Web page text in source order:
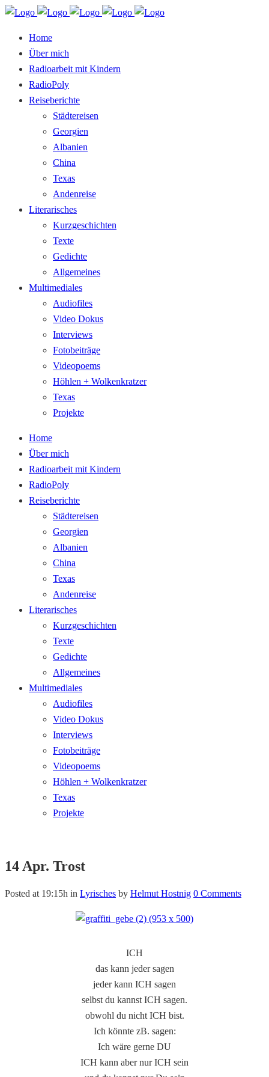
Home
Über mich
Radioarbeit mit Kindern
RadioPoly
Reiseberichte
Städtereisen
Georgien
Albanien
China
Texas
Andenreise
Literarisches
Kurzgeschichten
Texte
Gedichte
Allgemeines
Multimediales
Audiofiles
Video Dokus
Interviews
Fotobeiträge
Videopoems
Höhlen + Wolkenkratzer
Texas
Projekte
Home
Über mich
Radioarbeit mit Kindern
RadioPoly
Reiseberichte
Städtereisen
Georgien
Albanien
China
Texas
Andenreise
Literarisches
Kurzgeschichten
Texte
Gedichte
Allgemeines
Multimediales
Audiofiles
Video Dokus
Interviews
Fotobeiträge
Videopoems
Höhlen + Wolkenkratzer
Texas
Projekte
14 Apr. Trost
Posted at 19:15h in Lyrisches by Helmut Hostnig 0 Comments
ICH
das kann jeder sagen
jeder kann ICH sagen
selbst du kannst ICH sagen.
obwohl du nicht ICH bist.
Ich könnte zB. sagen:
Ich wäre gerne DU
ICH kann aber nur ICH sein